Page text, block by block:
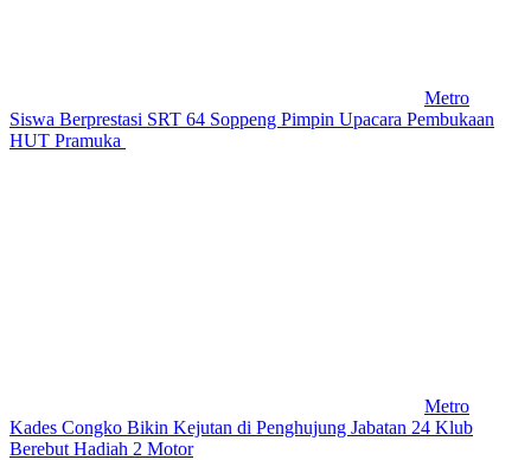
Metro
Siswa Berprestasi SRT 64 Soppeng Pimpin Upacara Pembukaan
HUT Pramuka
Metro
Kades Congko Bikin Kejutan di Penghujung Jabatan 24 Klub
Berebut Hadiah 2 Motor